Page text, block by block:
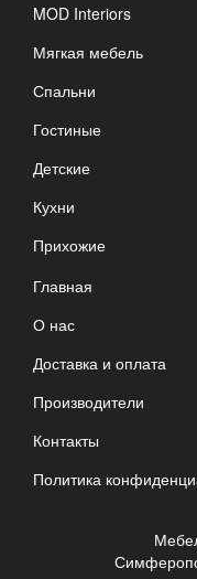
MOD Interiors
Мягкая мебель
Спальни
Гостиные
Детские
Кухни
Прихожие
Главная
О нас
Доставка и оплата
Производители
Контакты
Политика